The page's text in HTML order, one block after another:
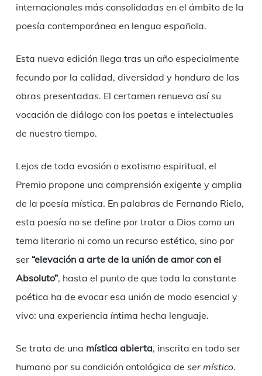
internacionales más consolidadas en el ámbito de la
poesía contemporánea en lengua española.
Esta nueva edición llega tras un año especialmente
fecundo por la calidad, diversidad y hondura de las
obras presentadas. El certamen renueva así su
vocación de diálogo con los poetas e intelectuales
de nuestro tiempo.
Lejos de toda evasión o exotismo espiritual, el
Premio propone una comprensión exigente y amplia
de la poesía mística. En palabras de Fernando Rielo,
esta poesía no se define por tratar a Dios como un
tema literario ni como un recurso estético, sino por
ser “elevación a arte de la unión de amor con el
Absoluto”, hasta el punto de que toda la constante
poética ha de evocar esa unión de modo esencial y
vivo: una experiencia íntima hecha lenguaje.
Se trata de una mística abierta, inscrita en todo ser
humano por su condición ontológica de ser místico.